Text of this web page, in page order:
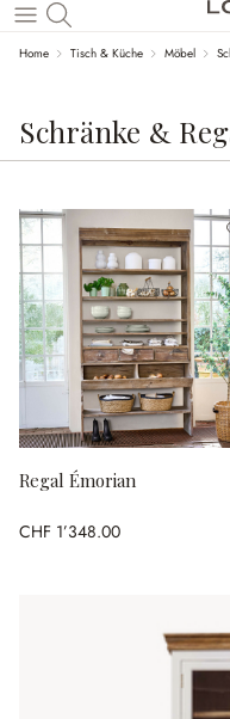
Zum Hauptinhalt springen
Home Tisch & Küche Möbel
Schränke &
Regal Émorian
CHF 1’348.00